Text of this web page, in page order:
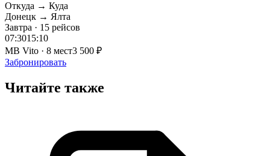
Откуда → Куда
Донецк → Ялта
Завтра · 15 рейсов
07:3015:10
MB Vito · 8 мест3 500 ₽
Забронировать
Читайте также